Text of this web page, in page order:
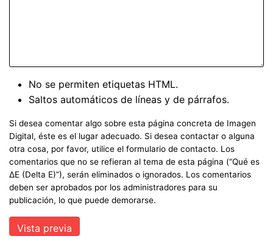
No se permiten etiquetas HTML.
Saltos automáticos de líneas y de párrafos.
Si desea comentar algo sobre esta página concreta de Imagen
Digital, éste es el lugar adecuado. Si desea contactar o alguna
otra cosa, por favor, utilice el formulario de contacto. Los
comentarios que no se refieran al tema de esta página (“Qué es
ΔE (Delta E)”), serán eliminados o ignorados. Los comentarios
deben ser aprobados por los administradores para su
publicación, lo que puede demorarse.